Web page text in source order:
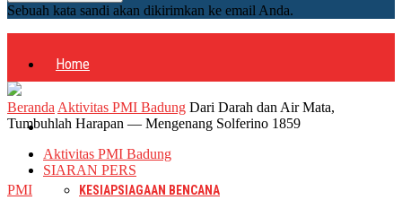
Sebuah kata sandi akan dikirimkan ke email Anda.
PMI
Home
Aktivitas PMI Badung
KESIAPSIAGAAN BENCANA
Beranda Aktivitas PMI Badung Dari Darah dan Air Mata,
Tumbuhlah Harapan — Mengenang Solferino 1859
Aktivitas PMI Badung
SIARAN PERS